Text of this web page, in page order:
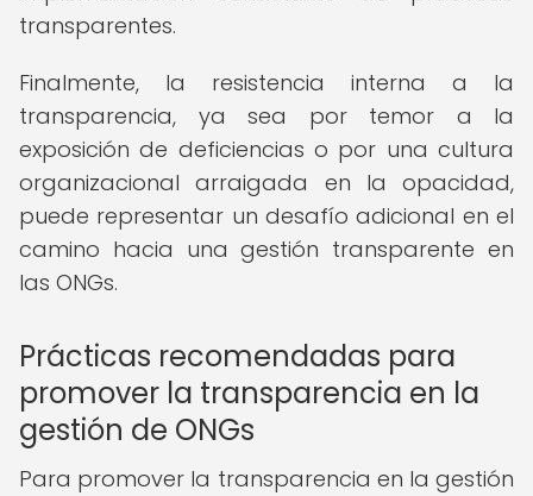
transparentes.
Finalmente, la resistencia interna a la
transparencia, ya sea por temor a la
exposición de deficiencias o por una cultura
organizacional arraigada en la opacidad,
puede representar un desafío adicional en el
camino hacia una gestión transparente en
las ONGs.
Prácticas recomendadas para
promover la transparencia en la
gestión de ONGs
Para promover la transparencia en la gestión